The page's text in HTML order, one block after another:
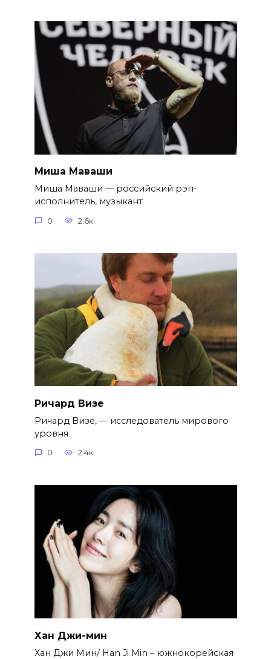
Миша Маваши
Миша Маваши — российский рэп-
исполнитель, музыкант
0 2.6к.
Ричард Визе
Ричард Визе, — исследователь мирового
уровня
0 2.4к.
Хан Джи-мин
Хан Джи Мин/ Han Ji Min – южнокорейская